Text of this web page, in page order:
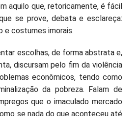
aquilo que, retoricamente, é fácil
se prove, debata e esclareça:
e costumes imorais.
escolhas, de forma abstrata e,
discursam pelo fim da violência
econômicos, tendo como
da pobreza. Falam de
que o imaculado mercado
se nada do que aconteceu até